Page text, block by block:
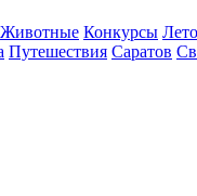
Животные Конкурсы
Путешествия Саратов